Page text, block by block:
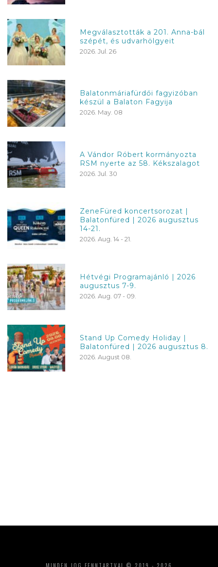
Megválasztották a 201. Anna-bál
szépét, és udvarhölgyeit
2026. Jul. 26
Balatonmáriafürdői fagyizóban
készül a Balaton Fagyija
2026. May. 08
A Vándor Róbert kormányozta
RSM nyerte az 58. Kékszalagot
2026. Jul. 30
ZeneFüred koncertsorozat |
Balatonfüred | 2026 augusztus
14-21.
2026. Aug. 14 - 21.
Hétvégi Programajánló | 2026
augusztus 7-9.
2026. Aug. 07 - 09.
Stand Up Comedy Holiday |
Balatonfüred | 2026 augusztus 8.
2026. August 08.
MINDEN JOG FENNTARTVA! © 2019 - 2026